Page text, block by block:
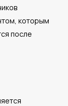
которым
после